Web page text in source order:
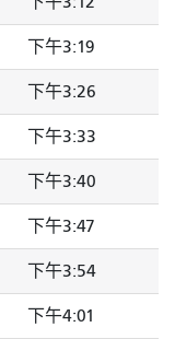
下午3:19
下午3:26
下午3:33
下午3:40
下午3:47
下午3:54
下午4:01